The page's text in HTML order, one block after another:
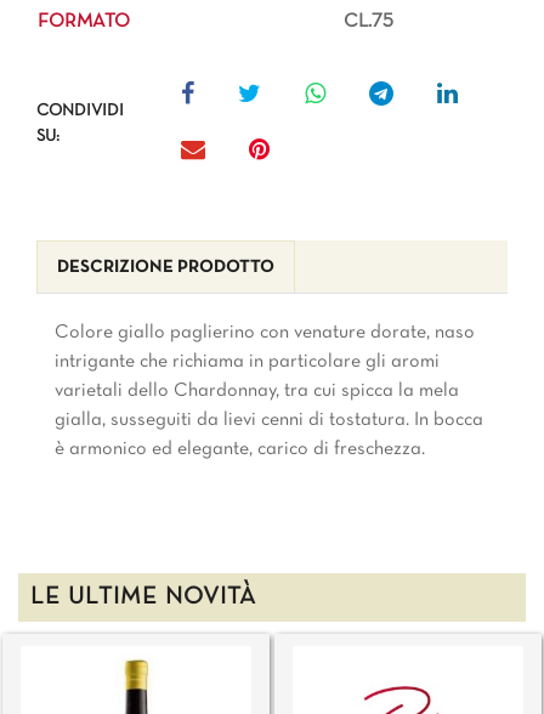
FORMATO
CL.75
CONDIVIDI
SU:
DESCRIZIONE PRODOTTO
Colore giallo paglierino con venature dorate, naso
intrigante che richiama in particolare gli aromi
varietali dello Chardonnay, tra cui spicca la mela
gialla, susseguiti da lievi cenni di tostatura. In bocca
è armonico ed elegante, carico di freschezza.
LE ULTIME NOVITÀ